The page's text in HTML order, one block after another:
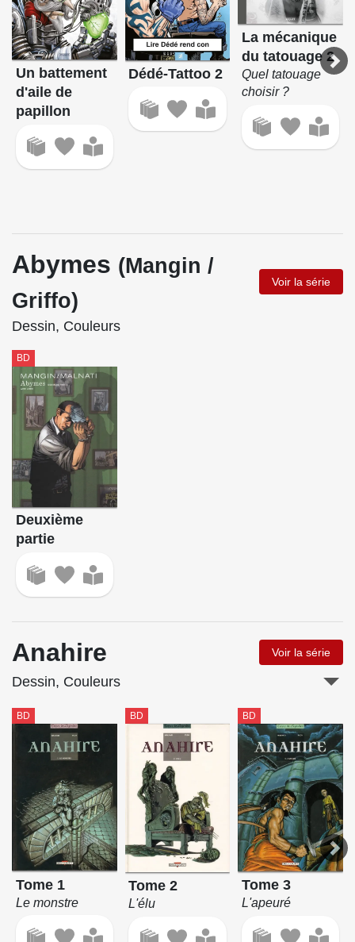
Un battement
d'aile de
papillon
Dédé-Tattoo 2
La mécanique
du tatouage 2
Quel tatouage
choisir ?
Abymes (Mangin /
Griffo)
Voir la série
Dessin, Couleurs
BD
Deuxième
partie
Anahire Voir la série
Dessin, Couleurs
BD
Tome 1
Le monstre
BD
Tome 2
L'élu
BD
Tome 3
L'apeuré